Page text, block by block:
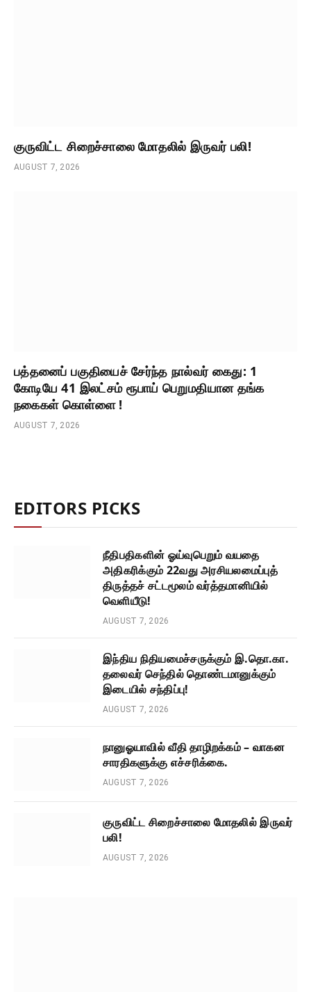
குருவிட்ட சிறைச்சாலை மோதலில் இருவர் பலி!
AUGUST 7, 2026
பத்தனைப் பகுதியைச் சேர்ந்த நால்வர் கைது: 1
கோடியே 41 இலட்சம் ரூபாய் பெறுமதியான தங்க
நகைகள் கொள்ளை !
AUGUST 7, 2026
EDITORS PICKS
நீதிபதிகளின் ஓய்வுபெறும் வயதை
அதிகரிக்கும் 22வது அரசியலமைப்புத்
திருத்தச் சட்டமூலம் வர்த்தமானியில்
வெளியீடு!
AUGUST 7, 2026
இந்திய நிதியமைச்சருக்கும் இ.தொ.கா.
தலைவர் செந்தில் தொண்டமானுக்கும்
இடையில் சந்திப்பு!
AUGUST 7, 2026
நானுஓயாவில் வீதி தாழிறக்கம் – வாகன
சாரதிகளுக்கு எச்சரிக்கை.
AUGUST 7, 2026
குருவிட்ட சிறைச்சாலை மோதலில் இருவர்
பலி!
AUGUST 7, 2026